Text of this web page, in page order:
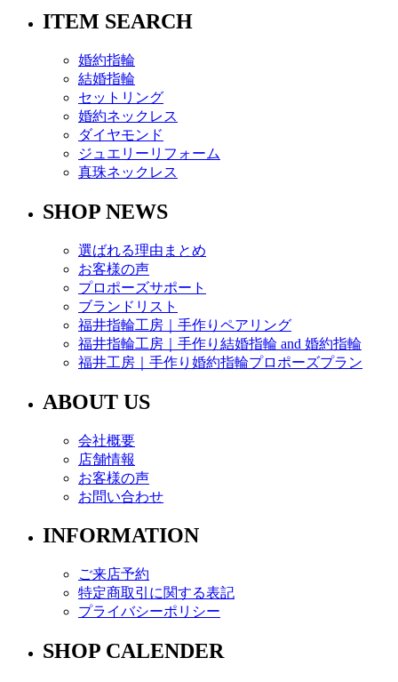
ITEM SEARCH
婚約指輪
結婚指輪
セットリング
婚約ネックレス
ダイヤモンド
ジュエリーリフォーム
真珠ネックレス
SHOP NEWS
選ばれる理由まとめ
お客様の声
プロポーズサポート
ブランドリスト
福井指輪工房｜手作りペアリング
福井指輪工房｜手作り結婚指輪 and 婚約指輪
福井工房｜手作り婚約指輪プロポーズプラン
ABOUT US
会社概要
店舗情報
お客様の声
お問い合わせ
INFORMATION
ご来店予約
特定商取引に関する表記
プライバシーポリシー
SHOP CALENDER